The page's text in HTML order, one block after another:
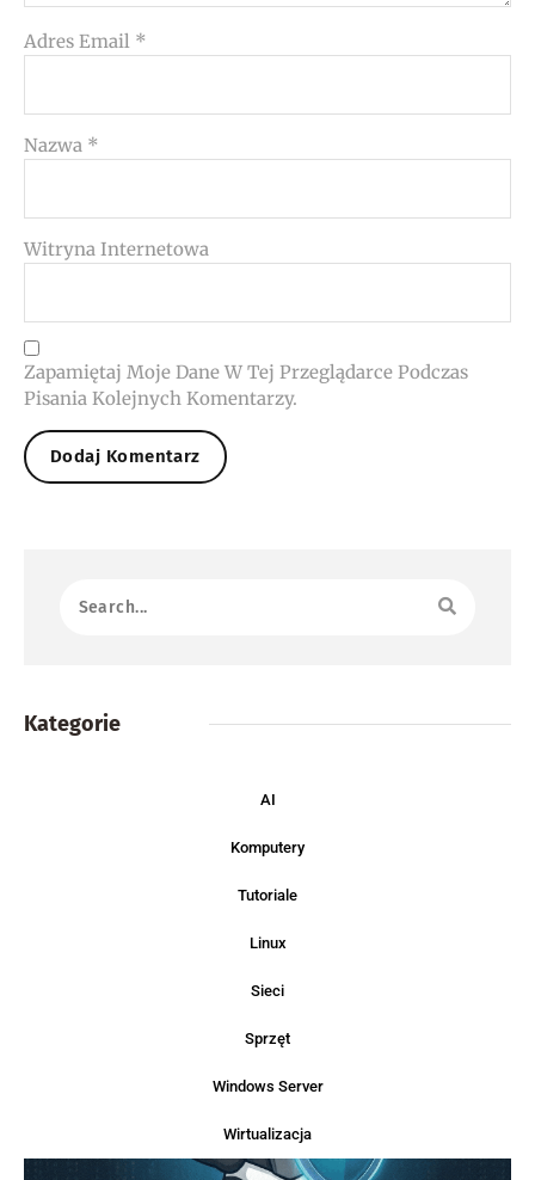
Adres Email *
Nazwa *
Witryna Internetowa
Zapamiętaj Moje Dane W Tej Przeglądarce Podczas
Pisania Kolejnych Komentarzy.
Kategorie
AI
Komputery
Tutoriale
Linux
Sieci
Sprzęt
Windows Server
Wirtualizacja